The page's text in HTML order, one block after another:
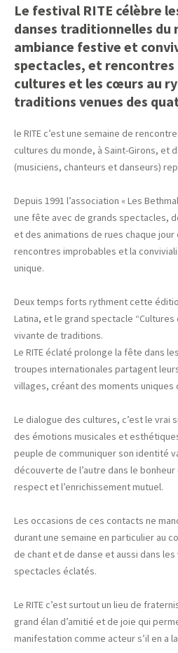
Le festival RITE célèbre
danses traditionnelles du
ambiance festive et
spectacles, et
cultures et les cœurs au
traditions venues des
le RITE c’est une semaine de
cultures du monde, à Saint-Girons, et
(musiciens, chanteurs et danseurs)
Depuis 1991 l’association « Les
une fête avec de grands spectacles,
et des animations de rues chaque jour
rencontres improbables et la
unique.
Deux temps forts rythment cette
Latina, et le grand spectacle
vivante de traditions.
Le RITE éclaté prolonge la fête dans
troupes internationales partagent
villages, créant des moments
Le dialogue des cultures, c’est le vrai
des émotions musicales et
peuple de communiquer son identité
découverte de l’autre dans le
respect et l’enrichissement mutuel.
Les occasions de ces contacts ne
durant une semaine en particulier au
de chant et de danse et aussi dans les
spectacles éclatés.
Le RITE c’est surtout un lieu de
grand élan d’amitié et de joie qui
manifestation comme acteur s’il en a